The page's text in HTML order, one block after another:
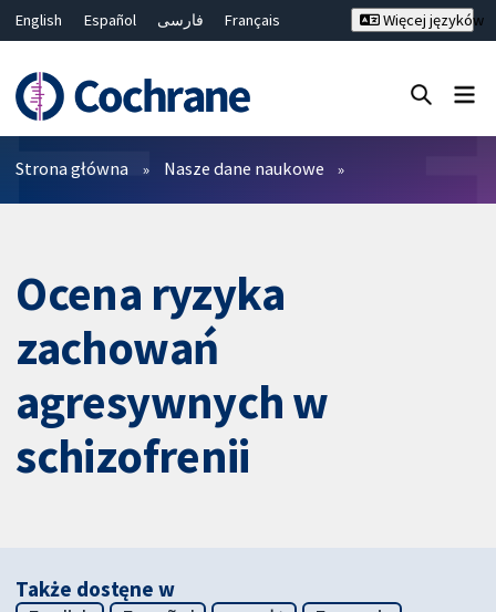
English Español فارسی
Français
Bahasa Malaysia
ไทย
繁體中文
简体中文
Więcej języków
Filtry
Strona główna Nasze dane naukowe
Ocena ryzyka
zachowań
agresywnych w
schizofrenii
Także dostęne w